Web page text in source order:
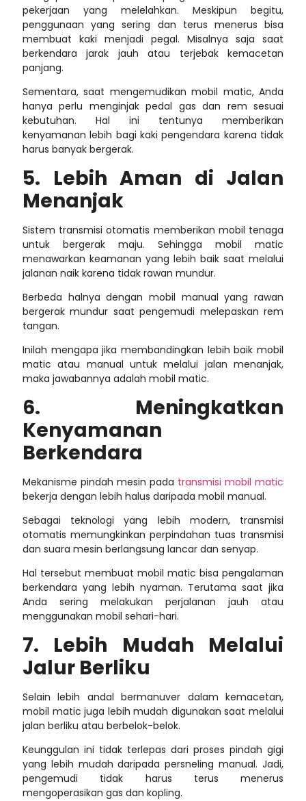
pekerjaan yang melelahkan. Meskipun begitu,
penggunaan yang sering dan terus menerus bisa
membuat kaki menjadi pegal. Misalnya saja saat
berkendara jarak jauh atau terjebak kemacetan
panjang.
Sementara, saat mengemudikan mobil matic, Anda
hanya perlu menginjak pedal gas dan rem sesuai
kebutuhan. Hal ini tentunya memberikan
kenyamanan lebih bagi kaki pengendara karena tidak
harus banyak bergerak.
5. Lebih Aman di Jalan
Menanjak
Sistem transmisi otomatis memberikan mobil tenaga
untuk bergerak maju. Sehingga mobil matic
menawarkan keamanan yang lebih baik saat melalui
jalanan naik karena tidak rawan mundur.
Berbeda halnya dengan mobil manual yang rawan
bergerak mundur saat pengemudi melepaskan rem
tangan.
Inilah mengapa jika membandingkan lebih baik mobil
matic atau manual untuk melalui jalan menanjak,
maka jawabannya adalah mobil matic.
6. Meningkatkan
Kenyamanan
Berkendara
Mekanisme pindah mesin pada transmisi mobil matic
bekerja dengan lebih halus daripada mobil manual.
Sebagai teknologi yang lebih modern, transmisi
otomatis memungkinkan perpindahan tuas transmisi
dan suara mesin berlangsung lancar dan senyap.
Hal tersebut membuat mobil matic bisa pengalaman
berkendara yang lebih nyaman. Terutama saat jika
Anda sering melakukan perjalanan jauh atau
menggunakan mobil sehari-hari.
7. Lebih Mudah Melalui
Jalur Berliku
Selain lebih andal bermanuver dalam kemacetan,
mobil matic juga lebih mudah digunakan saat melalui
jalan berliku atau berbelok-belok.
Keunggulan ini tidak terlepas dari proses pindah gigi
yang lebih mudah daripada persneling manual. Jadi,
pengemudi tidak harus terus menerus
mengoperasikan gas dan kopling.